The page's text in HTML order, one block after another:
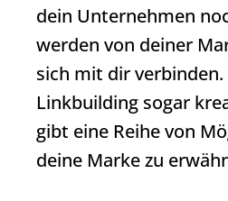
dein Unternehmen
werden von deiner
sich mit dir
Linkbuilding sogar
gibt eine Reihe von
deine Marke zu